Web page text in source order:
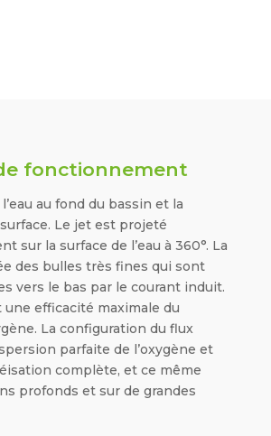
fonctionnement
au fond du bassin et la
Le jet est projeté
sur la surface de l’eau à 360°. La
des bulles très fines qui sont
vers le bas par le courant induit.
efficacité maximale du
La configuration du flux
parfaite de l’oxygène et
complète, et ce même
profonds et sur de grandes